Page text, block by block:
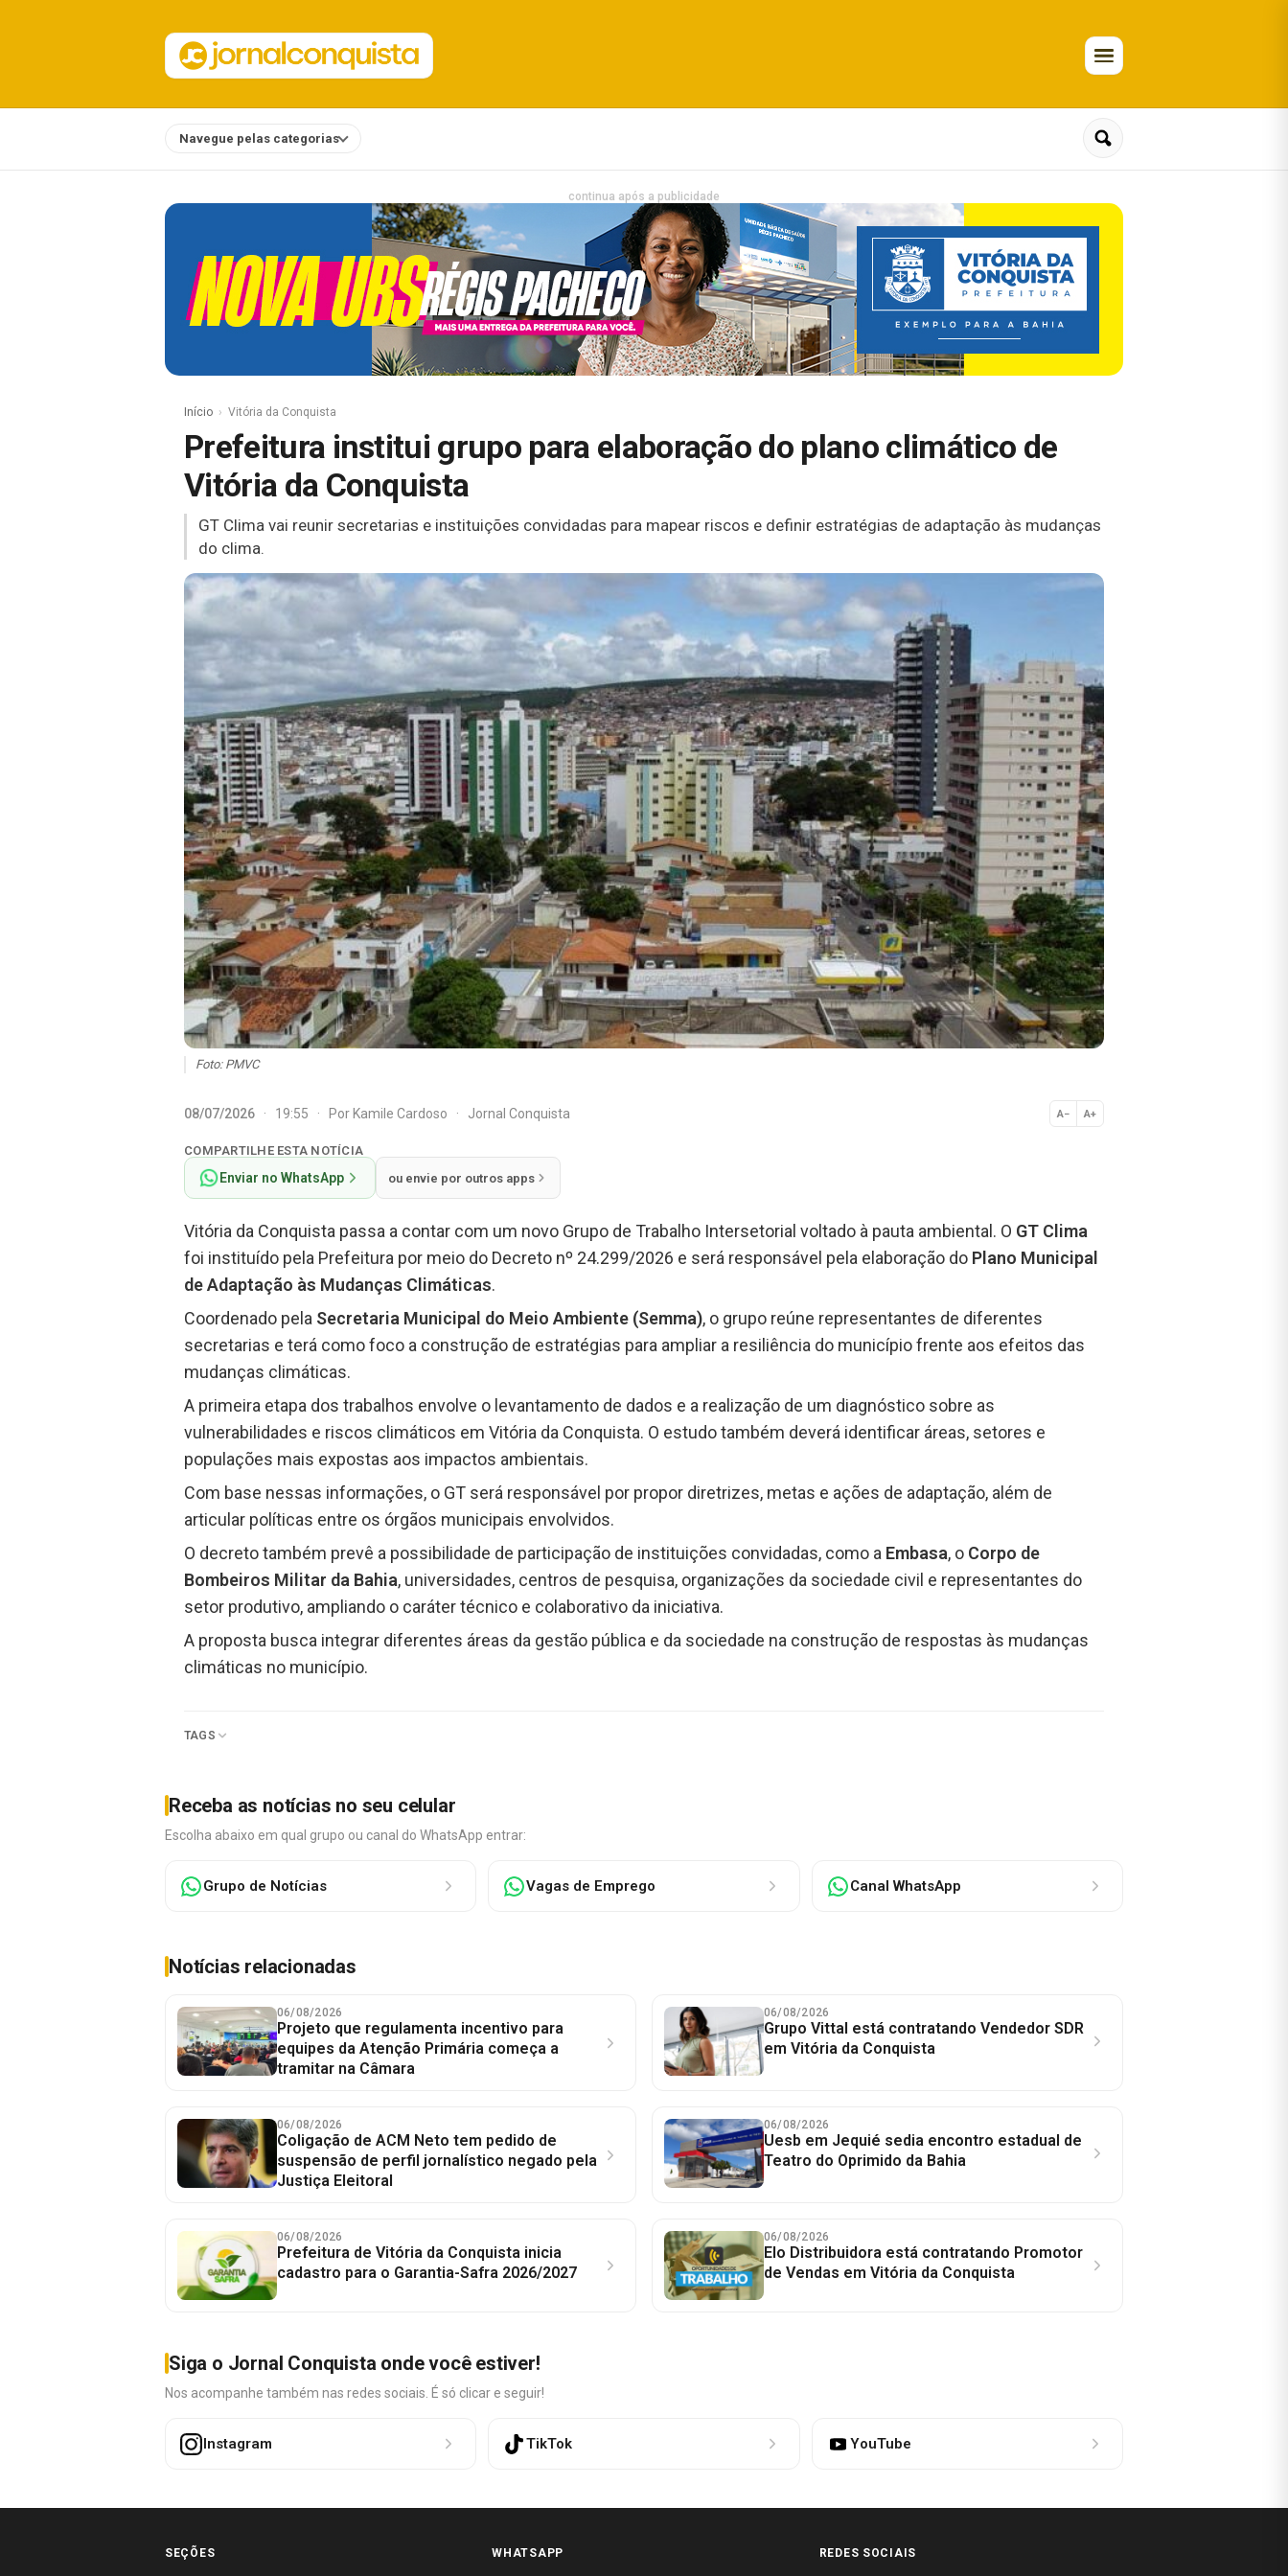
Navegue pelas categorias
continua após a publicidade
Início Vitória da Conquista
Prefeitura institui grupo para elaboração do plano climático de
Vitória da Conquista
GT Clima vai reunir secretarias e instituições convidadas para mapear riscos e definir estratégias de adaptação às mudanças
do clima.
Foto: PMVC
08/07/2026 · 19:55 · Por Kamile Cardoso · Jornal Conquista A− A+
Normal
COMPARTILHE ESTA NOTÍCIA
Enviar no WhatsApp ou envie por outros apps
Vitória da Conquista passa a contar com um novo Grupo de Trabalho Intersetorial voltado à pauta ambiental. O GT Clima
foi instituído pela Prefeitura por meio do Decreto nº 24.299/2026 e será responsável pela elaboração do Plano Municipal
de Adaptação às Mudanças Climáticas.
Coordenado pela Secretaria Municipal do Meio Ambiente (Semma), o grupo reúne representantes de diferentes
secretarias e terá como foco a construção de estratégias para ampliar a resiliência do município frente aos efeitos das
mudanças climáticas.
A primeira etapa dos trabalhos envolve o levantamento de dados e a realização de um diagnóstico sobre as
vulnerabilidades e riscos climáticos em Vitória da Conquista. O estudo também deverá identificar áreas, setores e
populações mais expostas aos impactos ambientais.
Com base nessas informações, o GT será responsável por propor diretrizes, metas e ações de adaptação, além de
articular políticas entre os órgãos municipais envolvidos.
O decreto também prevê a possibilidade de participação de instituições convidadas, como a Embasa, o Corpo de
Bombeiros Militar da Bahia, universidades, centros de pesquisa, organizações da sociedade civil e representantes do
setor produtivo, ampliando o caráter técnico e colaborativo da iniciativa.
A proposta busca integrar diferentes áreas da gestão pública e da sociedade na construção de respostas às mudanças
climáticas no município.
TAGS
Receba as notícias no seu celular
Escolha abaixo em qual grupo ou canal do WhatsApp entrar:
Grupo de Notícias Vagas de Emprego Canal WhatsApp
Notícias relacionadas
06/08/2026
Projeto que regulamenta incentivo para
equipes da Atenção Primária começa a
tramitar na Câmara
06/08/2026
Grupo Vittal está contratando Vendedor SDR
em Vitória da Conquista
06/08/2026
Coligação de ACM Neto tem pedido de
suspensão de perfil jornalístico negado pela
Justiça Eleitoral
06/08/2026
Uesb em Jequié sedia encontro estadual de
Teatro do Oprimido da Bahia
06/08/2026
Prefeitura de Vitória da Conquista inicia
cadastro para o Garantia-Safra 2026/2027
06/08/2026
Elo Distribuidora está contratando Promotor
de Vendas em Vitória da Conquista
Siga o Jornal Conquista onde você estiver!
Nos acompanhe também nas redes sociais. É só clicar e seguir!
Instagram TikTok YouTube
SEÇÕES WHATSAPP REDES SOCIAIS